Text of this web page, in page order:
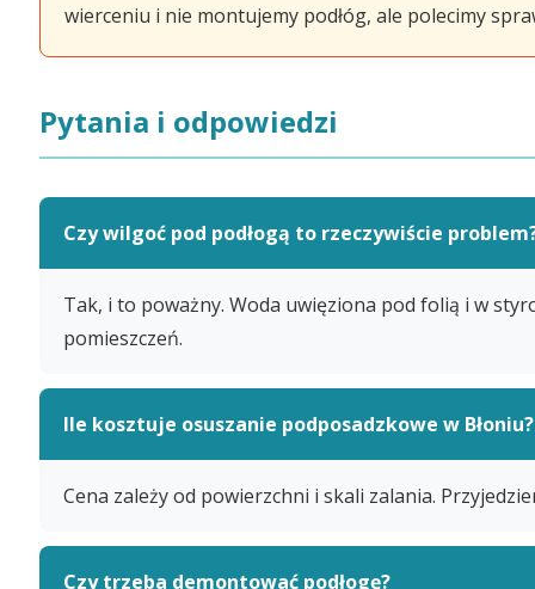
wierceniu i nie montujemy podłóg, ale polecimy
Pytania i odpowiedzi
Czy wilgoć pod podłogą to rzeczywiście
Tak, i to poważny. Woda uwięziona pod folią i w
pomieszczeń.
Ile kosztuje osuszanie podposadzkowe w Błoniu?
Cena zależy od powierzchni i skali zalania.
Czy trzeba demontować podłogę?